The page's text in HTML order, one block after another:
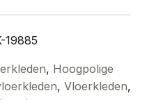
19885
, Hoogpolige
, Vloerkleden,